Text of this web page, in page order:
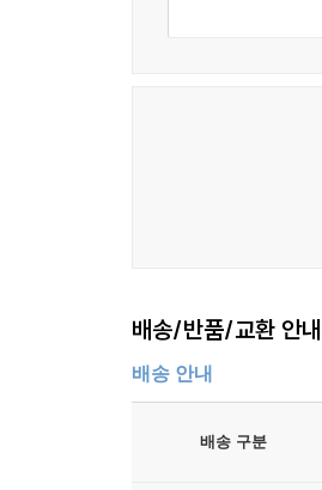
배송/반품/교환 안내
배송 안내
배송 구분